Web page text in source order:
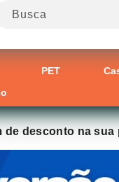
PET
de desconto na sua